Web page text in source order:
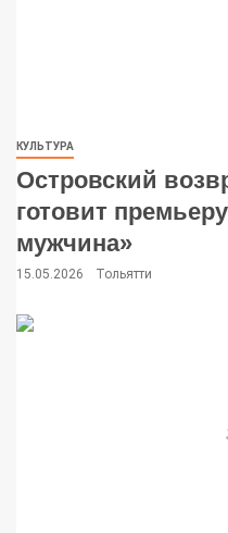
КУЛЬТУРА
Островский
готовит
мужчина»
15.05.2026 Тольятти